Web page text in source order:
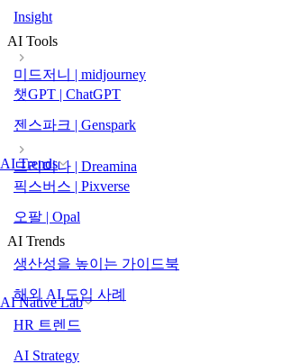
AI Trends
AI Native Lab
Insight
AI Tools
미드저니 | midjourney
챗GPT | ChatGPT
젠스파크 | Genspark
드리미나 | Dreamina
픽스버스 | Pixverse
오팔 | Opal
AI Trends
생산성을 높이는 가이드북
해외 AI 도입 사례
HR 트렌드
AI Strategy